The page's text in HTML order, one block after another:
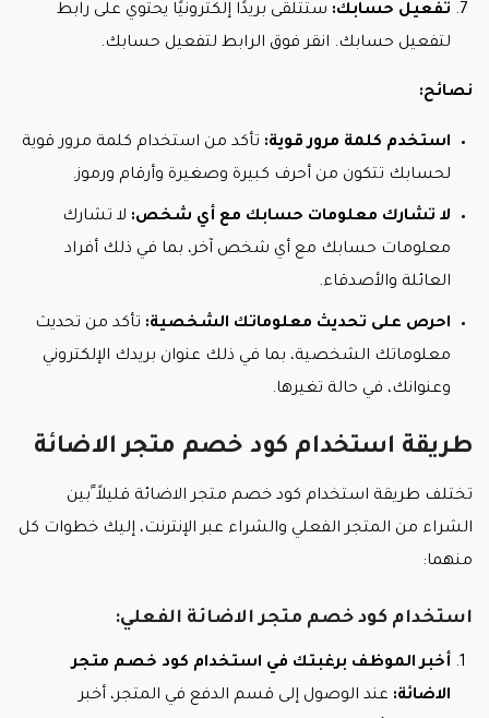
تفعيل حسابك: ستتلقى بريدًا إلكترونيًا يحتوي على رابط
لتفعيل حسابك. انقر فوق الرابط لتفعيل حسابك.
نصائح:
استخدم كلمة مرور قوية: تأكد من استخدام كلمة مرور قوية
لحسابك تتكون من أحرف كبيرة وصغيرة وأرقام ورموز.
لا تشارك معلومات حسابك مع أي شخص: لا تشارك
معلومات حسابك مع أي شخص آخر، بما في ذلك أفراد
العائلة والأصدقاء.
احرص على تحديث معلوماتك الشخصية: تأكد من تحديث
معلوماتك الشخصية، بما في ذلك عنوان بريدك الإلكتروني
وعنوانك، في حالة تغيرها.
طريقة استخدام كود خصم متجر الاضائة
تختلف طريقة استخدام كود خصم متجر الاضائة قليلاً ًبين
الشراء من المتجر الفعلي والشراء عبر الإنترنت، إليك خطوات كل
منهما:
استخدام كود خصم متجر الاضائة الفعلي:
أخبر الموظف برغبتك في استخدام كود خصم متجر
الاضائة: عند الوصول إلى قسم الدفع في المتجر، أخبر